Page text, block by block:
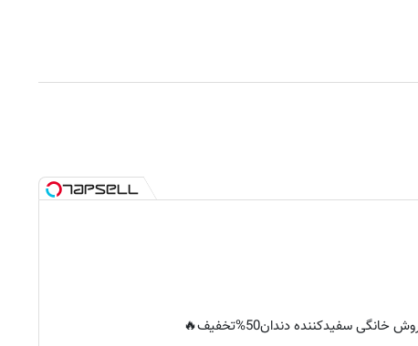
خانگی سفیدکننده دندان50%تخفیف🔥